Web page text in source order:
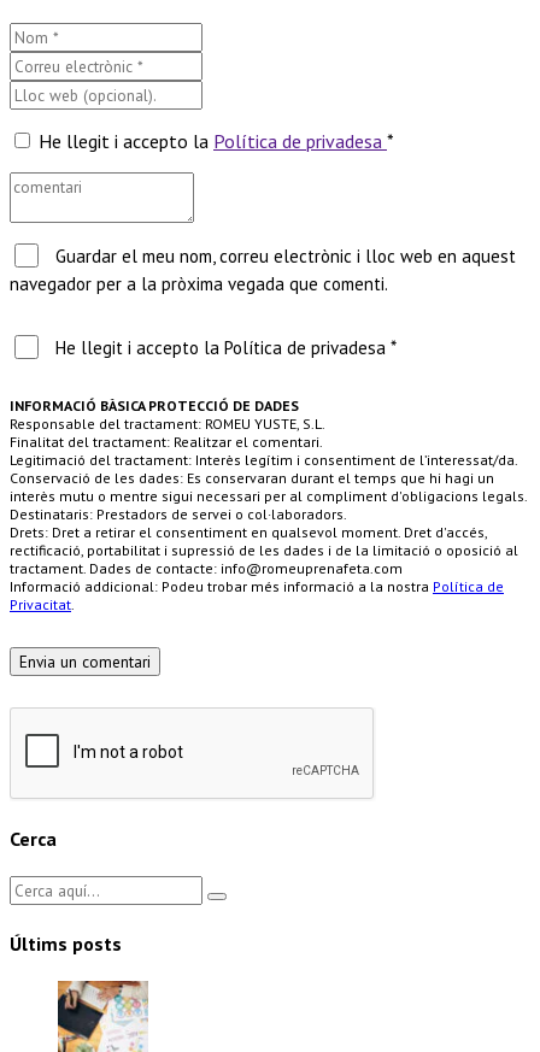
He llegit i accepto la Política de privadesa *
Guardar el meu nom, correu electrònic i lloc web en aquest
navegador per a la pròxima vegada que comenti.
He llegit i accepto la Política de privadesa *
INFORMACIÓ BÀSICA PROTECCIÓ DE DADES
Responsable del tractament: ROMEU YUSTE, S.L.
Finalitat del tractament: Realitzar el comentari.
Legitimació del tractament: Interès legítim i consentiment de l’interessat/da.
Conservació de les dades: Es conservaran durant el temps que hi hagi un
interès mutu o mentre sigui necessari per al compliment d'obligacions legals.
Destinataris: Prestadors de servei o col·laboradors.
Drets: Dret a retirar el consentiment en qualsevol moment. Dret d'accés,
rectificació, portabilitat i supressió de les dades i de la limitació o oposició al
tractament. Dades de contacte: info@romeuprenafeta.com
Informació addicional: Podeu trobar més informació a la nostra Política de
Privacitat
Cerca
Últims posts